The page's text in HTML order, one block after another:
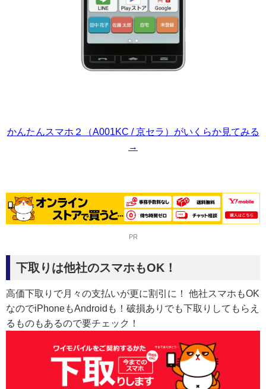
かんたんスマホ２（A001KC / 京セラ）がいくらか見てみる
→
PR
下取りは他社のスマホもOK！
高価下取りで月々の支払いが更に割引に！ 他社スマホもOK
なのでiPhoneもAndroidも！破損ありでも下取りしてもらえ
るものもあるので要チェック！